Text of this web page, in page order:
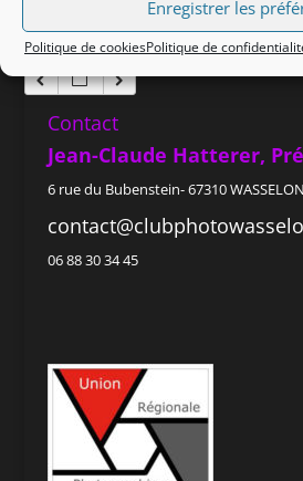
Enregistrer les
Politique de cookiesPolitique de
Contact
Jean-Claude Hatterer,
6 rue du Bubenstein- 67310
06 88 30 34 45